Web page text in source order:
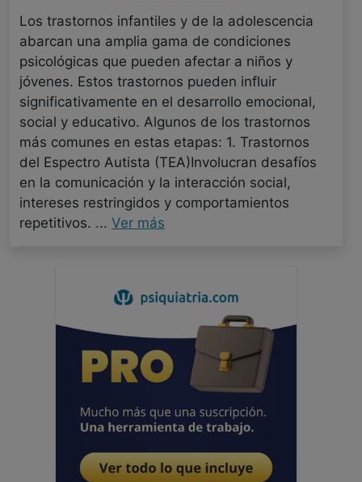
Los trastornos infantiles y de la adolescencia
abarcan una amplia gama de condiciones
psicológicas que pueden afectar a niños y
jóvenes. Estos trastornos pueden influir
significativamente en el desarrollo emocional,
social y educativo. Algunos de los trastornos
más comunes en estas etapas: 1. Trastornos
del Espectro Autista (TEA)Involucran desafíos
en la comunicación y la interacción social,
intereses restringidos y comportamientos
repetitivos. ... Ver más